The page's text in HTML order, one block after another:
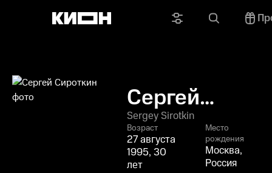
Сергей
Сироткин
Sergey Sirotkin
Возраст
27 августа
1995, 30
лет
Место
рождения
Москва,
Россия